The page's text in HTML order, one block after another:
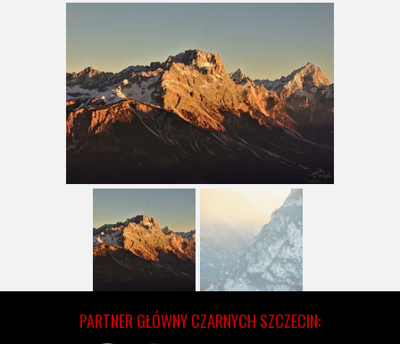
PARTNER GŁÓWNY CZARNYCH SZCZECIN: